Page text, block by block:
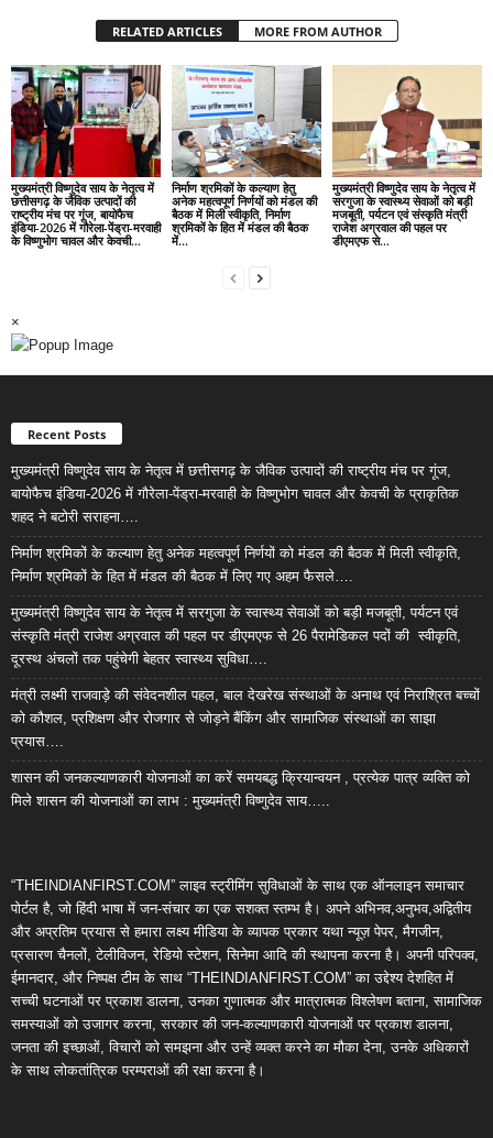
RELATED ARTICLES MORE FROM AUTHOR
मुख्यमंत्री विष्णुदेव साय के नेतृत्व में
छत्तीसगढ़ के जैविक उत्पादों की
राष्ट्रीय मंच पर गूंज, बायोफैच
इंडिया-2026 में गौरेला-पेंड्रा-मरवाही
के विष्णुभोग चावल और केवची...
निर्माण श्रमिकों के कल्याण हेतु
अनेक महत्वपूर्ण निर्णयों को मंडल की
बैठक में मिली स्वीकृति, निर्माण
श्रमिकों के हित में मंडल की बैठक
में...
मुख्यमंत्री विष्णुदेव साय के नेतृत्व में
सरगुजा के स्वास्थ्य सेवाओं को बड़ी
मजबूती, पर्यटन एवं संस्कृति मंत्री
राजेश अग्रवाल की पहल पर
डीएमएफ से...
×
Recent Posts
मुख्यमंत्री विष्णुदेव साय के नेतृत्व में छत्तीसगढ़ के जैविक उत्पादों की राष्ट्रीय मंच पर गूंज,
बायोफैच इंडिया-2026 में गौरेला-पेंड्रा-मरवाही के विष्णुभोग चावल और केवची के प्राकृतिक
शहद ने बटोरी सराहना….
निर्माण श्रमिकों के कल्याण हेतु अनेक महत्वपूर्ण निर्णयों को मंडल की बैठक में मिली स्वीकृति,
निर्माण श्रमिकों के हित में मंडल की बैठक में लिए गए अहम फैसले….
मुख्यमंत्री विष्णुदेव साय के नेतृत्व में सरगुजा के स्वास्थ्य सेवाओं को बड़ी मजबूती, पर्यटन एवं
संस्कृति मंत्री राजेश अग्रवाल की पहल पर डीएमएफ से 26 पैरामेडिकल पदों की स्वीकृति,
दूरस्थ अंचलों तक पहुंचेगी बेहतर स्वास्थ्य सुविधा….
मंत्री लक्ष्मी राजवाड़े की संवेदनशील पहल, बाल देखरेख संस्थाओं के अनाथ एवं निराश्रित बच्चों
को कौशल, प्रशिक्षण और रोजगार से जोड़ने बैंकिंग और सामाजिक संस्थाओं का साझा
प्रयास….
शासन की जनकल्याणकारी योजनाओं का करें समयबद्ध क्रियान्वयन , प्रत्येक पात्र व्यक्ति को
मिले शासन की योजनाओं का लाभ : मुख्यमंत्री विष्णुदेव साय…..
“THEINDIANFIRST.COM” लाइव स्ट्रीमिंग सुविधाओं के साथ एक ऑनलाइन समाचार
पोर्टल है, जो हिंदी भाषा में जन-संचार का एक सशक्त स्तम्भ है। अपने अभिनव,अनुभव,अद्वितीय
और अप्रतिम प्रयास से हमारा लक्ष्य मीडिया के व्यापक प्रकार यथा न्यूज़ पेपर, मैगजीन,
प्रसारण चैनलों, टेलीविजन, रेडियो स्टेशन, सिनेमा आदि की स्थापना करना है। अपनी परिपक्व,
ईमानदार, और निष्पक्ष टीम के साथ “THEINDIANFIRST.COM” का उद्देश्य देशहित में
सच्ची घटनाओं पर प्रकाश डालना, उनका गुणात्मक और मात्रात्मक विश्लेषण बताना, सामाजिक
समस्याओं को उजागर करना, सरकार की जन-कल्याणकारी योजनाओं पर प्रकाश डालना,
जनता की इच्छाओं, विचारों को समझना और उन्हें व्यक्त करने का मौका देना, उनके अधिकारों
के साथ लोकतांत्रिक परम्पराओं की रक्षा करना है।